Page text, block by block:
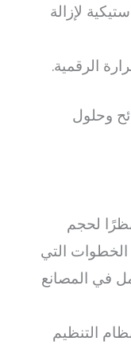
لإزالة
الرقمية.
وحلول
لحجم
الخطوات التي
في المصانع
التنظيم